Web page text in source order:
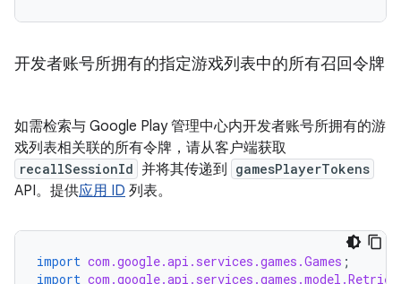
开发者账号所拥有的指定游戏列表中的所有召回令牌
如需检索与 Google Play 管理中心内开发者账号所拥有的游
戏列表相关联的所有令牌，请从客户端获取
recallSessionId 并将其传递到 gamesPlayerTokens
API。提供应用 ID 列表。
import com.google.api.services.games.Games ;
import